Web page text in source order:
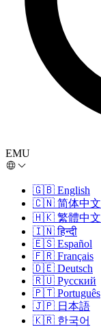
EMU
🇬🇧 English
🇨🇳 简体中文
🇭🇰 繁體中文
🇮🇳 हिन्दी
🇪🇸 Español
🇫🇷 Français
🇩🇪 Deutsch
🇷🇺 Русский
🇵🇹 Português
🇯🇵 日本語
🇰🇷 한국어